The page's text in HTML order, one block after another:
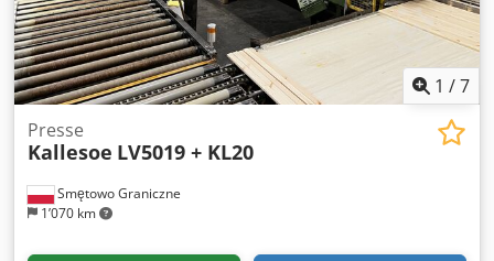
1 /7
Smętowo Graniczne
1’070 km
Presse
Kallesoe LV5019 + KL20